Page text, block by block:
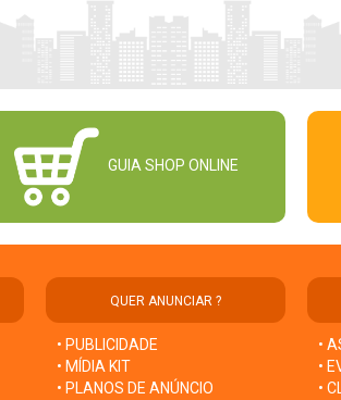
GUIA SHOP ONLINE
QUER ANUNCIAR ?
• PUBLICIDADE
• MÍDIA KIT
• PLANOS DE ANÚNCIO
•
•
•